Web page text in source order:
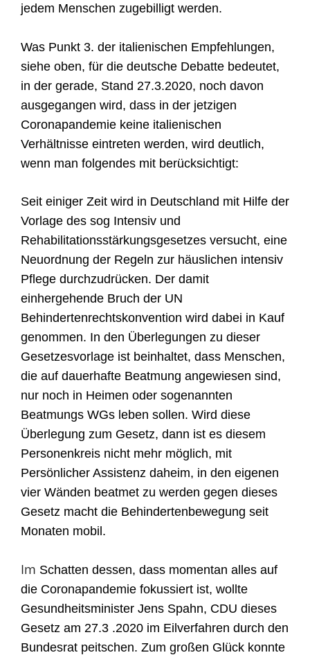
jedem Menschen zugebilligt werden.
Was Punkt 3. der italienischen Empfehlungen,
siehe oben, für die deutsche Debatte bedeutet,
in der gerade, Stand 27.3.2020, noch davon
ausgegangen wird, dass in der jetzigen
Coronapandemie keine italienischen
Verhältnisse eintreten werden, wird deutlich,
wenn man folgendes mit berücksichtigt:
Seit einiger Zeit wird in Deutschland mit Hilfe der
Vorlage des sog Intensiv und
Rehabilitationsstärkungsgesetzes versucht, eine
Neuordnung der Regeln zur häuslichen intensiv
Pflege durchzudrücken. Der damit
einhergehende Bruch der UN
Behindertenrechtskonvention wird dabei in Kauf
genommen. In den Überlegungen zu dieser
Gesetzesvorlage ist beinhaltet, dass Menschen,
die auf dauerhafte Beatmung angewiesen sind,
nur noch in Heimen oder sogenannten
Beatmungs WGs leben sollen. Wird diese
Überlegung zum Gesetz, dann ist es diesem
Personenkreis nicht mehr möglich, mit
Persönlicher Assistenz daheim, in den eigenen
vier Wänden beatmet zu werden gegen dieses
Gesetz macht die Behindertenbewegung seit
Monaten mobil.
Im Schatten dessen, dass momentan alles auf
die Coronapandemie fokussiert ist, wollte
Gesundheitsminister Jens Spahn, CDU dieses
Gesetz am 27.3 .2020 im Eilverfahren durch den
Bundesrat peitschen. Zum großen Glück konnte